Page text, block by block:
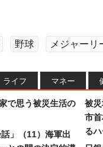
野球 メジャーリ
ライフ マネー
で思う被災生活の
」（11）海軍出
被
市
る